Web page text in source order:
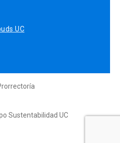
UC
Sustentabilidad UC